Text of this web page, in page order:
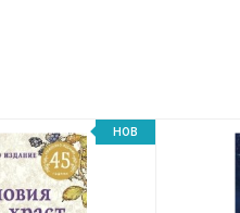
НОВ